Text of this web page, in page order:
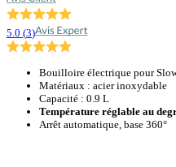
5.0 (3)
Bouilloire électrique pour
Matériaux : acier inoxydable
Capacité : 0.9 L
Température réglable au
Arrêt automatique, base 360°